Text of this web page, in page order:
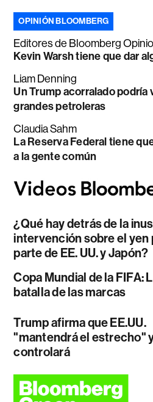
OPINIÓN BLOOMBERG
Editores de Bloomberg
Kevin Warsh tiene que dar
Liam Denning
Un Trump acorralado podría
grandes petroleras
Claudia Sahm
La Reserva Federal tiene
a la gente común
¿Qué hay detrás de la
intervención sobre el yen
parte de EE. UU. y Japón?
Copa Mundial de la FIFA:
batalla de las marcas
Trump afirma que EE.UU.
"mantendrá el estrecho"
controlará